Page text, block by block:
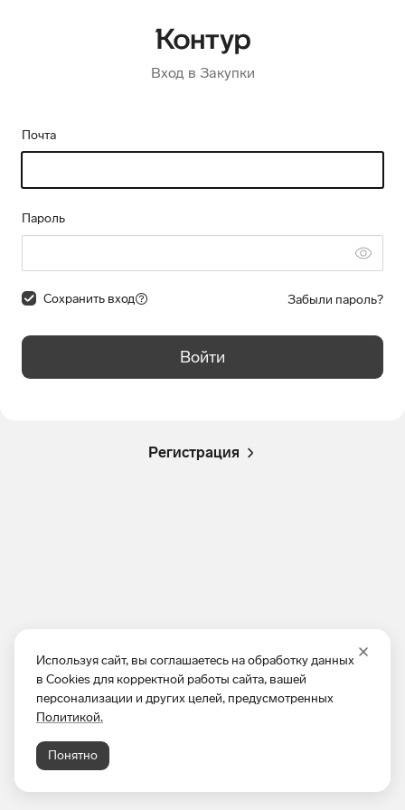
Используя сайт, вы соглашаетесь на обработку данных
в Cookies для корректной работы сайта, вашей
персонализации и других целей, предусмотренных
Политикой.
Понятно
Вход в Закупки
Почта
Пароль
Сохранить вход Забыли пароль?
Войти
Регистрация